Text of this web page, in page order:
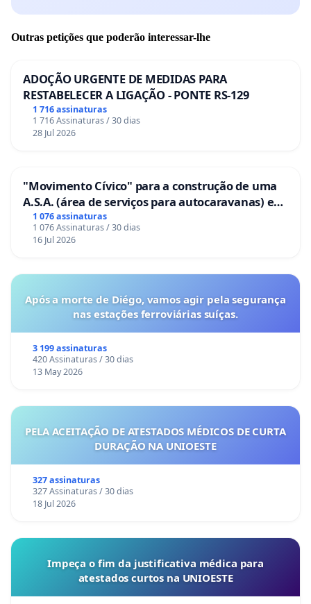
Outras petições que poderão interessar-lhe
ADOÇÃO URGENTE DE MEDIDAS PARA
RESTABELECER A LIGAÇÃO - PONTE RS-129
1 716 assinaturas
1 716 Assinaturas / 30 dias
28 Jul 2026
"Movimento Cívico" para a construção de uma
A.S.A. (área de serviços para autocaravanas) em
Coimbra
1 076 assinaturas
1 076 Assinaturas / 30 dias
16 Jul 2026
Após a morte de Diégo, vamos agir pela segurança
nas estações ferroviárias suíças.
3 199 assinaturas
420 Assinaturas / 30 dias
13 May 2026
PELA ACEITAÇÃO DE ATESTADOS MÉDICOS DE CURTA
DURAÇÃO NA UNIOESTE
327 assinaturas
327 Assinaturas / 30 dias
18 Jul 2026
Impeça o fim da justificativa médica para
atestados curtos na UNIOESTE